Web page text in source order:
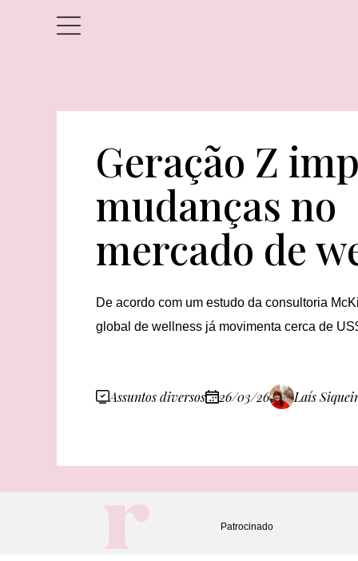
Geração Z
mudanças no
mercado de
De acordo com um estudo da consultoria
global de wellness já movimenta cerca de
Assuntos diversos 26/03/26 Laís
Patrocinado